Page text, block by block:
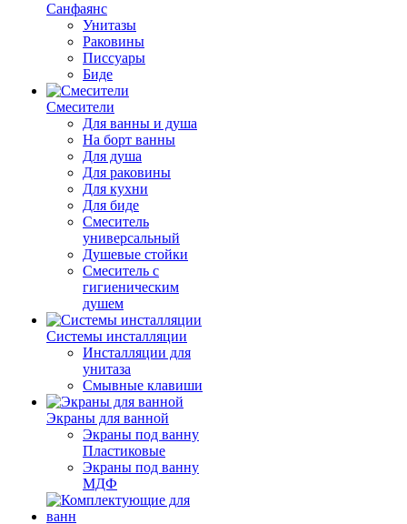
Санфаянс
Унитазы
Раковины
Писсуары
Биде
Смесители
Для ванны и душа
На борт ванны
Для душа
Для раковины
Для кухни
Для биде
Смеситель
универсальный
Душевые стойки
Смеситель с
гигиеническим
душем
Системы инсталляции
Инсталляции для
унитаза
Смывные клавиши
Экраны для ванной
Экраны под ванну
Пластиковые
Экраны под ванну
МДФ